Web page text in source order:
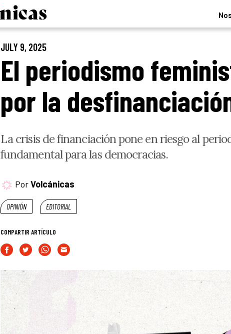
JULY 9, 2025
El periodismo
por la
La crisis de financiación pone en riesgo al
fundamental para las democracias.
PorVolcánicas
OPINIÓN EDITORIAL
COMPARTIR ARTÍCULO